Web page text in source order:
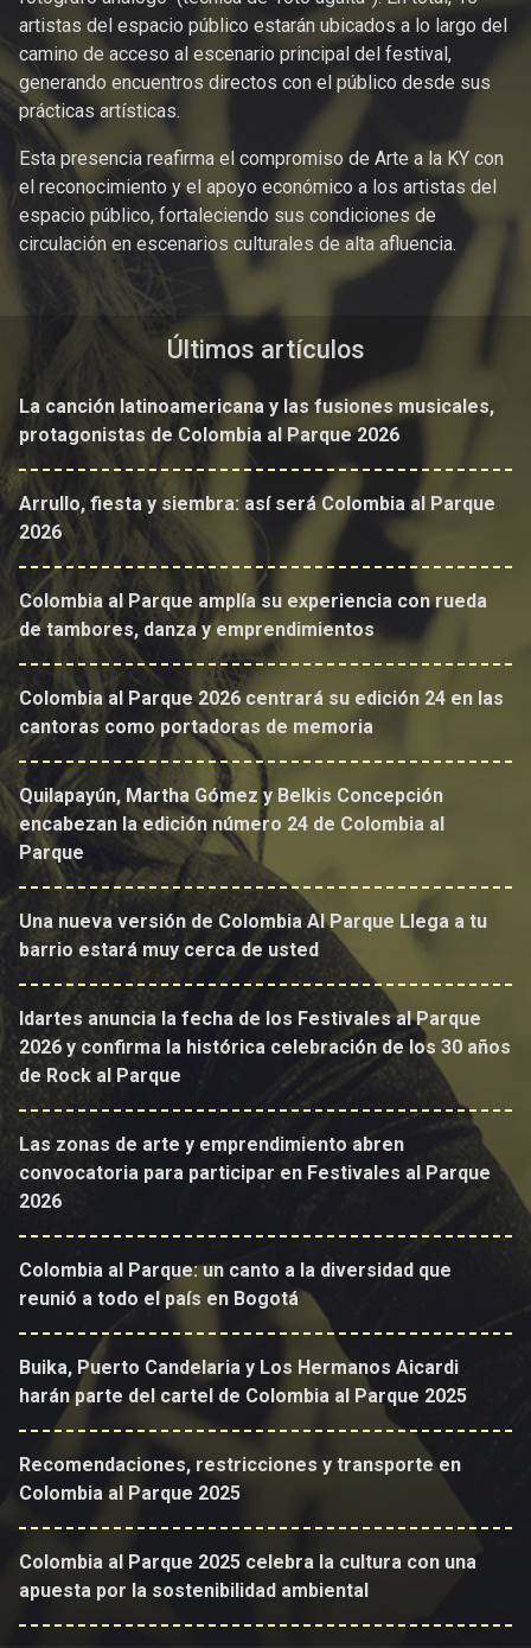
artistas del espacio público estarán ubicados a lo largo del
camino de acceso al escenario principal del festival,
generando encuentros directos con el público desde sus
prácticas artísticas.
Esta presencia reafirma el compromiso de Arte a la KY con
el reconocimiento y el apoyo económico a los artistas del
espacio público, fortaleciendo sus condiciones de
circulación en escenarios culturales de alta afluencia.
Últimos artículos
La canción latinoamericana y las fusiones musicales,
protagonistas de Colombia al Parque 2026
Arrullo, fiesta y siembra: así será Colombia al Parque
2026
Colombia al Parque amplía su experiencia con rueda
de tambores, danza y emprendimientos
Colombia al Parque 2026 centrará su edición 24 en las
cantoras como portadoras de memoria
Quilapayún, Martha Gómez y Belkis Concepción
encabezan la edición número 24 de Colombia al
Parque
Una nueva versión de Colombia Al Parque Llega a tu
barrio estará muy cerca de usted
Idartes anuncia la fecha de los Festivales al Parque
2026 y confirma la histórica celebración de los 30 años
de Rock al Parque
Las zonas de arte y emprendimiento abren
convocatoria para participar en Festivales al Parque
2026
Colombia al Parque: un canto a la diversidad que
reunió a todo el país en Bogotá
Buika, Puerto Candelaria y Los Hermanos Aicardi
harán parte del cartel de Colombia al Parque 2025
Recomendaciones, restricciones y transporte en
Colombia al Parque 2025
Colombia al Parque 2025 celebra la cultura con una
apuesta por la sostenibilidad ambiental